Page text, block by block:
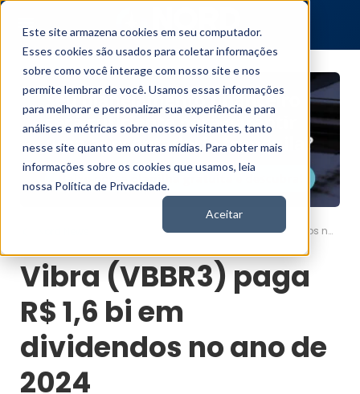
Este site armazena cookies em seu computador.
Esses cookies são usados para coletar informações
sobre como você interage com nosso site e nos
permite lembrar de você. Usamos essas informações
para melhorar e personalizar sua experiência e para
análises e métricas sobre nossos visitantes, tanto
nesse site quanto em outras mídias. Para obter mais
informações sobre os cookies que usamos, leia
nossa Política de Privacidade.
Aceitar
Vibra (VBBR3) paga R$ 1,6 bi em dividendos no ano de 2024
Vibra (VBBR3) paga
R$ 1,6 bi em
dividendos no ano de
2024